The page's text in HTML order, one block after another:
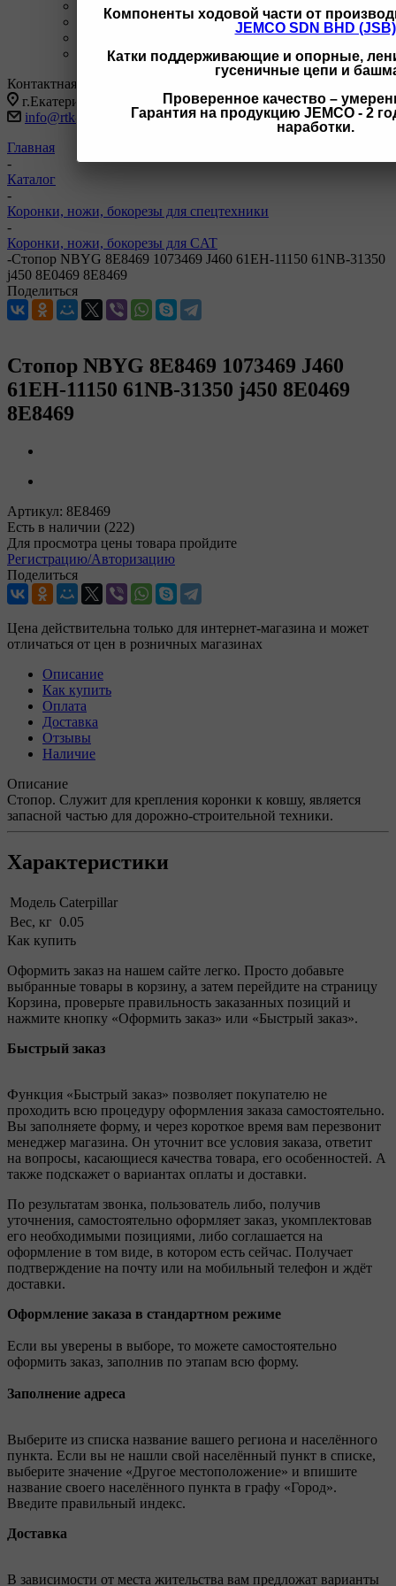
Компоненты ходовой части от
JEMCO SDN BHD (JSB)
Катки поддерживающие и опорные,
гусеничные цепи и
Проверенное качество –
Гарантия на продукцию JEMCO - 2
наработки.
+7 3462 77-41-47
С 9-18 ОП г Сургут
+7 922 126 9 000 С 9-18 ОП г Новый Уренгой
С 9-18 ОП г Иркутск
Заказать звонок
Контактная информация
г.Екатеринбург, ул Черняховского 86 корп 9/3
info@rtk-parts.ru
Главная
-
Каталог
-
Коронки, ножи, бокорезы для спецтехники
-
Коронки, ножи, бокорезы для CAT
-Стопор NBYG 8E8469 1073469 J460 61EH-11150 61NB-31350
j450 8E0469 8E8469
Поделиться
Стопор NBYG 8E8469 1073469 J460
61EH-11150 61NB-31350 j450 8E0469
8E8469
Артикул: 8E8469
Есть в наличии (222)
Для просмотра цены товара пройдите
Регистрацию/Авторизацию
Поделиться
Цена действительна только для интернет-магазина и может
отличаться от цен в розничных магазинах
Описание
Как купить
Оплата
Доставка
Отзывы
Наличие
Описание
Стопор. Служит для крепления коронки к ковшу, является
запасной частью для дорожно-строительной техники.
Характеристики
Модель Caterpillar
Вес, кг 0.05
Как купить
Оформить заказ на нашем сайте легко. Просто добавьте
выбранные товары в корзину, а затем перейдите на страницу
Корзина, проверьте правильность заказанных позиций и
нажмите кнопку «Оформить заказ» или «Быстрый заказ».
Быстрый заказ
Функция «Быстрый заказ» позволяет покупателю не
проходить всю процедуру оформления заказа самостоятельно.
Вы заполняете форму, и через короткое время вам перезвонит
менеджер магазина. Он уточнит все условия заказа, ответит
на вопросы, касающиеся качества товара, его особенностей. А
также подскажет о вариантах оплаты и доставки.
По результатам звонка, пользователь либо, получив
уточнения, самостоятельно оформляет заказ, укомплектовав
его необходимыми позициями, либо соглашается на
оформление в том виде, в котором есть сейчас. Получает
подтверждение на почту или на мобильный телефон и ждёт
доставки.
Оформление заказа в стандартном режиме
Если вы уверены в выборе, то можете самостоятельно
оформить заказ, заполнив по этапам всю форму.
Заполнение адреса
Выберите из списка название вашего региона и населённого
пункта. Если вы не нашли свой населённый пункт в списке,
выберите значение «Другое местоположение» и впишите
название своего населённого пункта в графу «Город».
Введите правильный индекс.
Доставка
В зависимости от места жительства вам предложат варианты